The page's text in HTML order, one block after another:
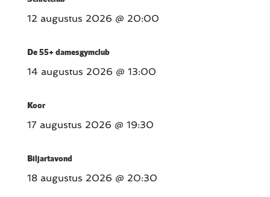
12 augustus 2026 @ 20:00
De 55+ damesgymclub
14 augustus 2026 @ 13:00
Koor
17 augustus 2026 @ 19:30
Biljartavond
18 augustus 2026 @ 20:30